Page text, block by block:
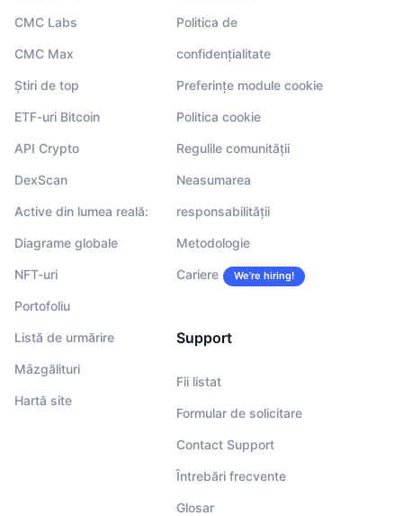
CMC Labs
CMC Max
Știri de top
ETF-uri Bitcoin
API Crypto
DexScan
Active din lumea reală:
Diagrame globale
NFT-uri
Portofoliu
Listă de urmărire
Mâzgălituri
Hartă site
Politica de
confidențialitate
Preferințe module cookie
Politica cookie
Regulile comunității
Neasumarea
responsabilității
Metodologie
Cariere We’re hiring!
Support
Fii listat
Formular de solicitare
Contact Support
Întrebări frecvente
Glosar